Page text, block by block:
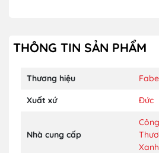
THÔNG TIN SẢN PHẨM
Thương hiệu
Xuất xứ Đức
Nhà cung cấp
Xanh